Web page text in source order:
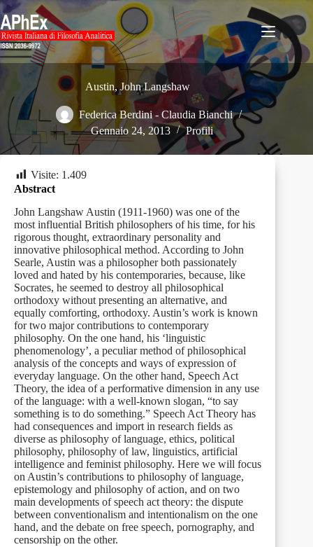
Salta
al
contenuto
Austin, John Langshaw
Federica Berdini- Claudia Bianchi
Gennaio 24, 2013
Profili
Visite: 1.409
Abstract
John Langshaw Austin (1911-1960) was one of the
most influential British philosophers of his time, for his
rigorous thought, extraordinary personality and
innovative philosophical method. According to John
Searle, Austin was a philosopher both passionately
loved and hated by his contemporaries, because, like
Socrates, he seemed to destroy all philosophical
orthodoxy without presenting an alternative, and
equally comforting, orthodoxy. Austin’s work is known
for two major contributions to contemporary
philosophy. On the one hand, his ‘linguistic
phenomenology’, a peculiar method of philosophical
analysis of the concepts and ways of expression of
everyday language. On the other hand, Speech Act
Theory, the idea of a performative dimension in any use
of the language: with a well-known slogan, “to say
something is to do something.” Speech Act Theory has
had consequences and import in research fields as
diverse as philosophy of language, ethics, political
philosophy, philosophy of law, linguistics, artificial
intelligence and feminist philosophy. Here we will focus
on Austin’s contributions to philosophy of language,
epistemology and philosophy of action, and on two
main developments of speech act theory: the dispute
between conventionalism and intentionalism on the one
hand, and the debate on free speech, pornography, and
censorship on the other.